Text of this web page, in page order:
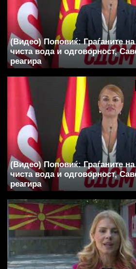
(Видео) Поповиќ: Граѓаните на
чиста вода и одговорност,
реагира
(Видео) Поповиќ: Граѓаните на
чиста вода и одговорност,
реагира